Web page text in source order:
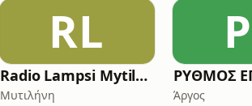
RL
Radio Lampsi Mytilene
Μυτιλήνη
ΡΥΘΜΟΣ
Άργος